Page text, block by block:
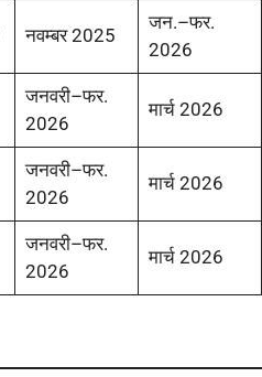
नवम्बर 2025
जन.–फर.
2026
जनवरी–फर.
2026
मार्च 2026
जनवरी–फर.
2026
मार्च 2026
जनवरी–फर.
2026
मार्च 2026